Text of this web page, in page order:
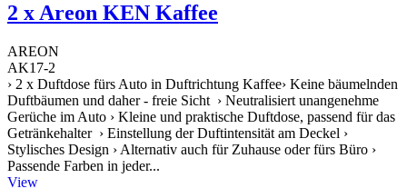
2 x Areon KEN Kaffee
AREON
AK17-2
› 2 x Duftdose fürs Auto in Duftrichtung Kaffee› Keine bäumelnden
Duftbäumen und daher - freie Sicht › Neutralisiert unangenehme
Gerüche im Auto › Kleine und praktische Duftdose, passend für das
Getränkehalter › Einstellung der Duftintensität am Deckel ›
Stylisches Design › Alternativ auch für Zuhause oder fürs Büro ›
Passende Farben in jeder...
View